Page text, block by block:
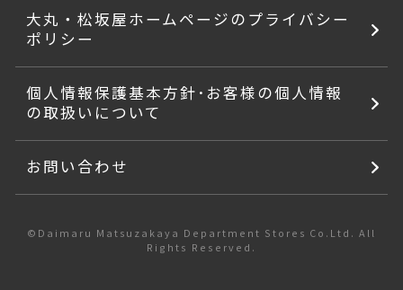
大丸・松坂屋ホームページのプライバシー
ポリシー
個人情報保護基本方針･お客様の個人情報
の取扱いについて
お問い合わせ
©Daimaru Matsuzakaya Department Stores Co.Ltd. All
Rights Reserved.